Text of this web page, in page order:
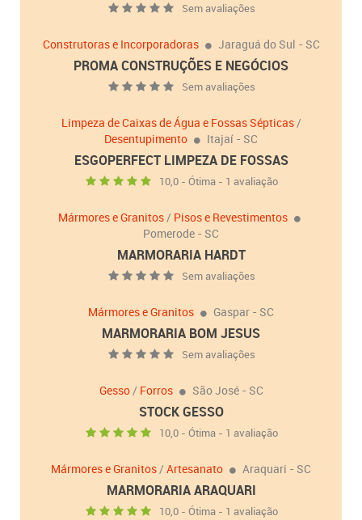
Sem avaliações
Construtoras e Incorporadoras Jaraguá do Sul - SC
PROMA CONSTRUÇÕES E NEGÓCIOS
Sem avaliações
Limpeza de Caixas de Água e Fossas Sépticas/
Desentupimento
Itajaí - SC
ESGOPERFECT LIMPEZA DE FOSSAS
10,0 - Ótima - 1 avaliação
Mármores e Granitos/ Pisos e Revestimentos
Pomerode - SC
MARMORARIA HARDT
Sem avaliações
Mármores e Granitos Gaspar - SC
MARMORARIA BOM JESUS
Sem avaliações
Gesso/ Forros São José - SC
STOCK GESSO
10,0 - Ótima - 1 avaliação
Mármores e Granitos/Artesanato Araquari - SC
MARMORARIA ARAQUARI
10,0 - Ótima - 1 avaliação